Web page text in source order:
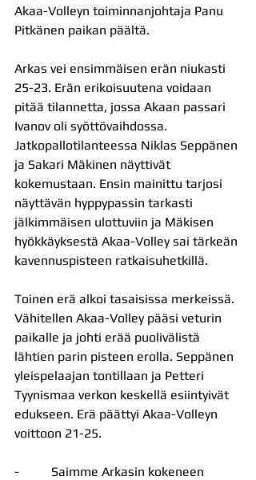
Akaa-Volleyn toiminnanjohtaja Panu
Pitkänen paikan päältä.
Arkas vei ensimmäisen erän niukasti
25-23. Erän erikoisuutena voidaan
pitää tilannetta, jossa Akaan passari
Ivanov oli syöttövaihdossa.
Jatkopallotilanteessa Niklas Seppänen
ja Sakari Mäkinen näyttivät
kokemustaan. Ensin mainittu tarjosi
näyttävän hyppypassin tarkasti
jälkimmäisen ulottuviin ja Mäkisen
hyökkäyksestä Akaa-Volley sai tärkeän
kavennuspisteen ratkaisuhetkillä.
Toinen erä alkoi tasaisissa merkeissä.
Vähitellen Akaa-Volley pääsi veturin
paikalle ja johti erää puolivälistä
lähtien parin pisteen erolla. Seppänen
yleispelaajan tontillaan ja Petteri
Tyynismaa verkon keskellä esiintyivät
edukseen. Erä päättyi Akaa-Volleyn
voittoon 21-25.
-          Saimme Arkasin kokeneen